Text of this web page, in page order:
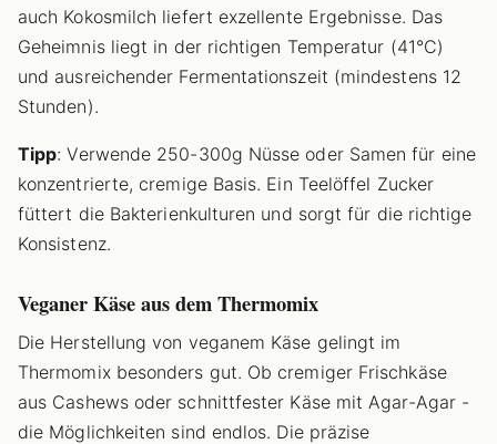
auch Kokosmilch liefert exzellente Ergebnisse. Das
Geheimnis liegt in der richtigen Temperatur (41°C)
und ausreichender Fermentationszeit (mindestens 12
Stunden).
Tipp: Verwende 250-300g Nüsse oder Samen für eine
konzentrierte, cremige Basis. Ein Teelöffel Zucker
füttert die Bakterienkulturen und sorgt für die richtige
Konsistenz.
Veganer Käse aus dem Thermomix
Die Herstellung von veganem Käse gelingt im
Thermomix besonders gut. Ob cremiger Frischkäse
aus Cashews oder schnittfester Käse mit Agar-Agar -
die Möglichkeiten sind endlos. Die präzise